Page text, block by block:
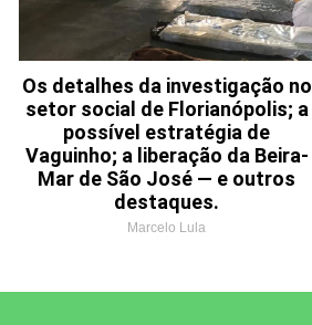
Os detalhes da investigação no
setor social de Florianópolis; a
possível estratégia de
Vaguinho; a liberação da Beira-
Mar de São José — e outros
destaques.
Marcelo Lula